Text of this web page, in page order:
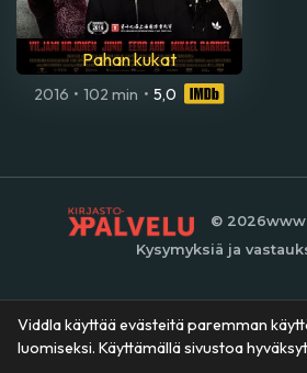
Pahan kukat
2016 • 102 min • 5,0
© 2026
Kysymyksiä ja
Viddla käyttää evästeitä paremman
luomiseksi. Käyttämällä sivustoa